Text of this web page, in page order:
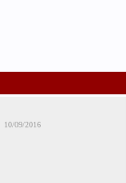
10/09/2016